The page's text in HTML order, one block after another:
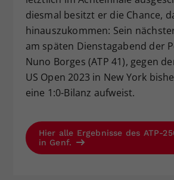
diesmal besitzt er die Chance,
hinauszukommen: Sein
am späten Dienstagabend der
Nuno Borges (ATP 41), gegen
US Open 2023 in New York
eine 1:0-Bilanz aufweist.
Hier alle Ergebnisse des ATP-
in Genf.